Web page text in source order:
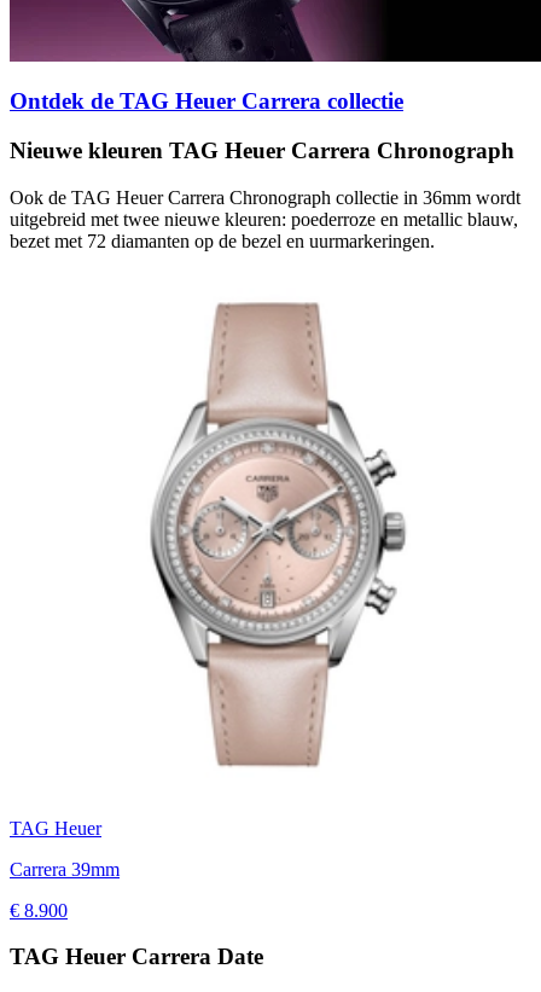
Ontdek de TAG Heuer Carrera collectie
Nieuwe kleuren TAG Heuer Carrera Chronograph
Ook de TAG Heuer Carrera Chronograph collectie in 36mm wordt
uitgebreid met twee nieuwe kleuren: poederroze en metallic blauw,
bezet met 72 diamanten op de bezel en uurmarkeringen.
TAG Heuer
Carrera 39mm
€ 8.900
TAG Heuer Carrera Date